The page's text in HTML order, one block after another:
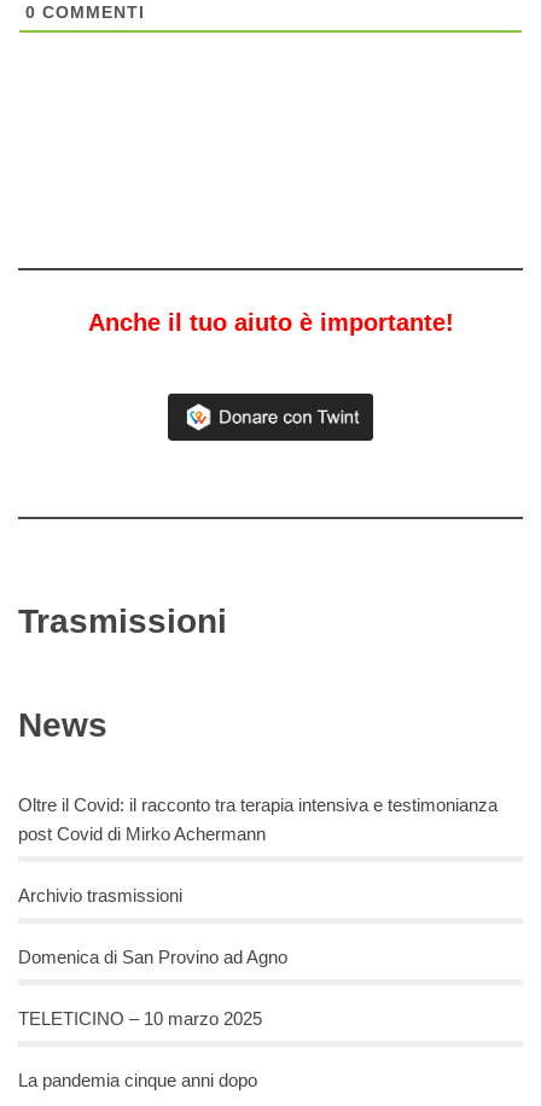
0 COMMENTI
Anche il tuo aiuto è importante!
Trasmissioni
News
Oltre il Covid: il racconto tra terapia intensiva e testimonianza
post Covid di Mirko Achermann
Archivio trasmissioni
Domenica di San Provino ad Agno
TELETICINO – 10 marzo 2025
La pandemia cinque anni dopo